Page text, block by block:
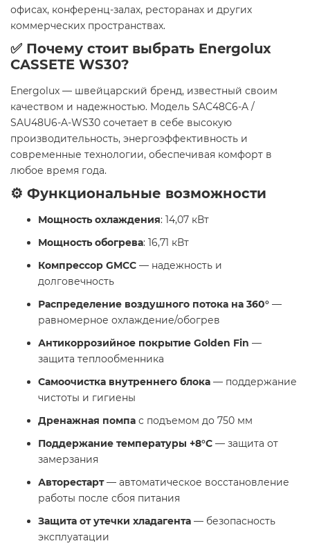
офисах, конференц-залах, ресторанах и других
коммерческих пространствах.
✅ Почему стоит выбрать Energolux
CASSETE WS30?
Energolux — швейцарский бренд, известный своим
качеством и надежностью. Модель SAC48C6-A /
SAU48U6-A-WS30 сочетает в себе высокую
производительность, энергоэффективность и
современные технологии, обеспечивая комфорт в
любое время года.
⚙️ Функциональные возможности
Мощность охлаждения: 14,07 кВт
Мощность обогрева: 16,71 кВт
Компрессор GMCC — надежность и
долговечность
Распределение воздушного потока на 360° —
равномерное охлаждение/обогрев
Антикоррозийное покрытие Golden Fin —
защита теплообменника
Самоочистка внутреннего блока — поддержание
чистоты и гигиены
Дренажная помпа с подъемом до 750 мм
Поддержание температуры +8°C — защита от
замерзания
Авторестарт— автоматическое восстановление
работы после сбоя питания
Защита от утечки хладагента — безопасность
эксплуатации